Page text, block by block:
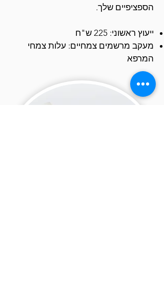
הספציפיים שלך.
ייעוץ ראשוני: 225
ש"ח
מעקב מרשמים צמחיים: עלות צמחי
המרפא